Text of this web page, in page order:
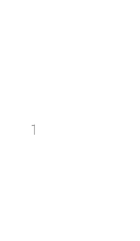
1